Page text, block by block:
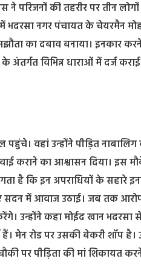
परिजनों की तहरीर पर तीन
भदरसा नगर पंचायत के चेयरमैन
का दबाव बनाया। इनकार
अंतर्गत विभिन्न धाराओं में दर्ज
पहुंचे। वहां उन्होंने पीड़ित
कराने का आश्वासन दिया। इस
है कि इन अपराधियों के सहारे
सदन में आवाज उठाई। जब तक
उन्होंने कहा मोईद खान भदरसा
हैं। मेन रोड पर उसकी बेकरी शॉप
पर पीड़िता की मां शिकायत